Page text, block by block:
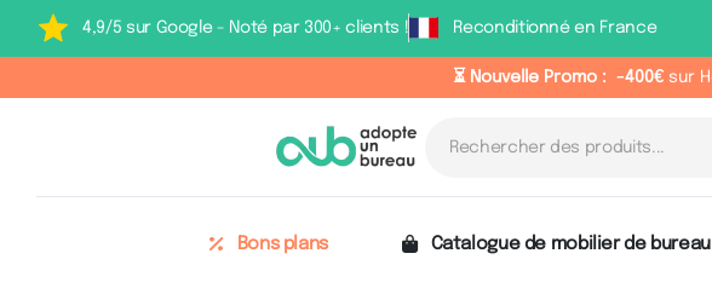
4,9/5 sur Google - Noté par 300+ clients ! Reconditionné en France
⏳ Nouvelle Promo : -400€sur
Bons plans Catalogue de mobilier de bureau